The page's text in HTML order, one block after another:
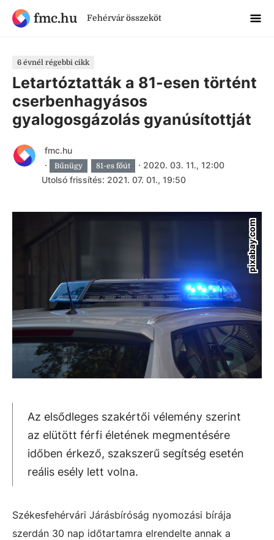
fmc.hu Fehérvár összeköt
6 évnél régebbi cikk
Letartóztatták a 81-esen történt
cserbenhagyásos
gyalogosgázolás gyanúsítottját
fmc.hu
·
Bűnügy 81-es főút · 2020. 03. 11., 12:00
Utolsó frissítés: 2021. 07. 01., 19:50
pixabay.com
Az elsődleges szakértői vélemény szerint
az elütött férfi életének megmentésére
időben érkező, szakszerű segítség esetén
reális esély lett volna.
Székesfehérvári Járásbíróság nyomozási bírája
szerdán 30 nap időtartamra elrendelte annak a